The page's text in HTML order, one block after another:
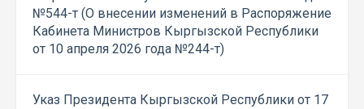
№544-т (О внесении изменений в Распоряжение
Кабинета Министров Кыргызской Республики
от 10 апреля 2026 года №244-т)
Указ Президента Кыргызской Республики от 17